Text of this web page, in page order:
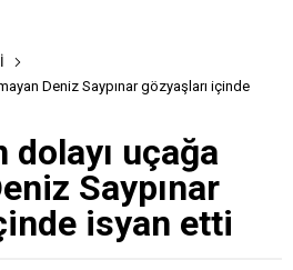
Deniz Saypınar gözyaşları içinde
dolayı uçağa
Saypınar
isyan etti